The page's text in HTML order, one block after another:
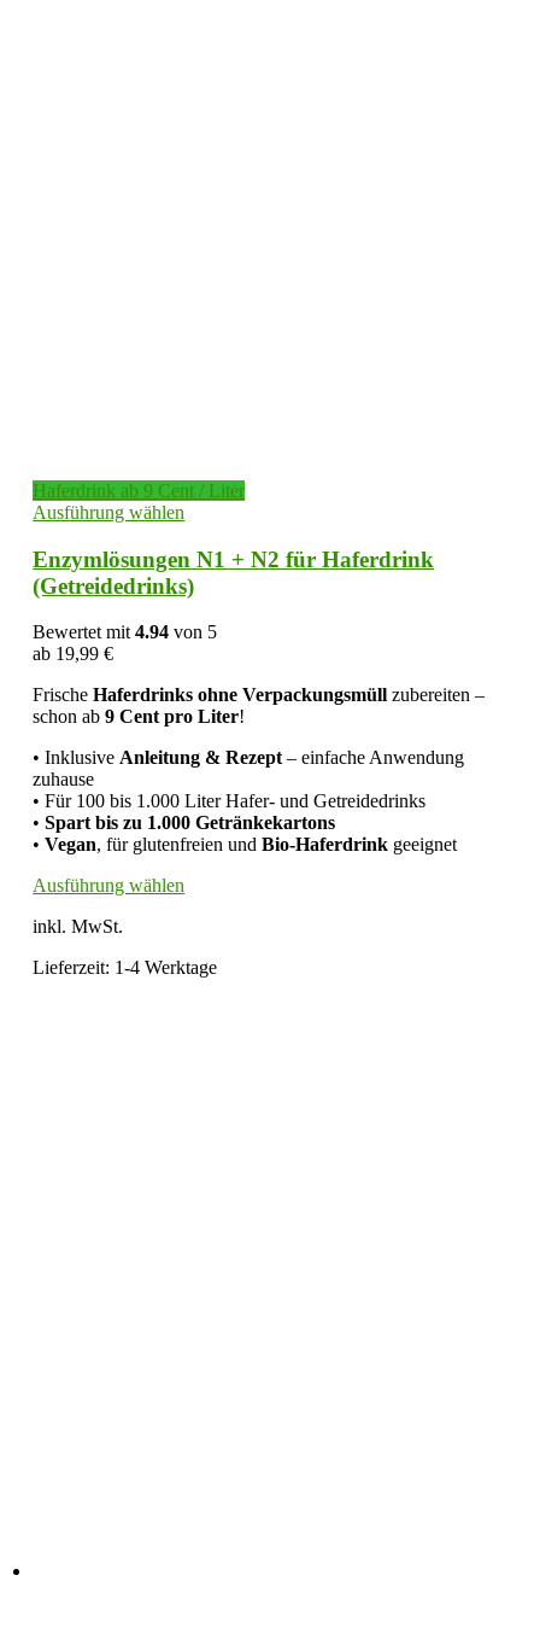
Haferdrink ab 9 Cent / Liter
Ausführung wählen
weist
mehrere
Varianten
Die
können
auf
der
Produktseite
gewählt
werden
Enzymlösungen N1 + N2 für Haferdrink
(Getreidedrinks)
Bewertet mit4.94 von 5
ab 19,99€
FrischeHaferdrinks ohne Verpackungsmüll zubereiten –
schon ab9 Cent pro Liter!
• Inklusive Anleitung & Rezept – einfache Anwendung
zuhause
• Für 100 bis 1.000 Liter Hafer- und Getreidedrinks
•Spart bis zu 1.000 Getränkekartons
•Vegan, für glutenfreien undBio-Haferdrink geeignet
Ausführung wählen
Varianten
inkl. MwSt.
Lieferzeit: 1-4 Werktage